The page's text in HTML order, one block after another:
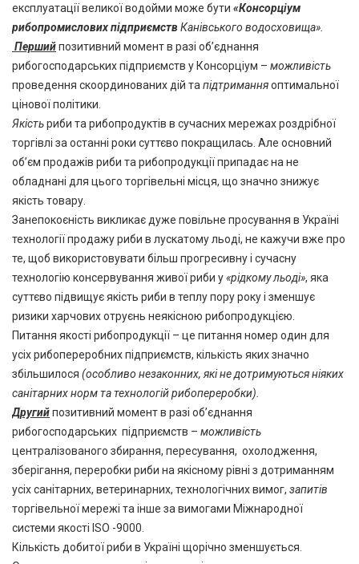
експлуатації великої водойми може бути «Консорціум
рибопромислових підприємств Канівського водосховища».
Першийпозитивний момент в разі об’єднання
рибогосподарських підприємств у Консорціум – можливість
проведення скоординованих дій та підтриманняоптимальної
цінової політики.
Якістьриби та рибопродуктів в сучасних мережах роздрібної
торгівлі за останні роки суттєво покращилась. Але основний
об’єм продажів риби та рибопродукції припадає на не
обладнані для цього торгівельні місця, що значно знижує
якість товару.
Занепокоєність викликає дуже повільне просування в Україні
технології продажу риби в лускатому льоді, не кажучи вже про
те, щоб використовувати більш прогресивну і сучасну
технологію консервування живої риби у«рідкому льоді», яка
суттєво підвищує якість риби в теплу пору року і зменшує
ризики харчових отруєнь неякісною рибопродукцією.
Питання якості рибопродукції – це питання номер один для
усіх рибопереробних підприємств, кількість яких значно
збільшилося (особливо незаконних, які не дотримуються ніяких
санітарних норм та технологій рибопереробки).
Другийпозитивний момент в разі об’єднання
рибогосподарських підприємств – можливість
централізованого збирання, пересування, охолодження,
зберігання, переробки риби на якісному рівні з дотриманням
усіх санітарних, ветеринарних, технологічних вимог, запитів
торгівельної мережі та інше за вимогами Міжнародної
системи якості ISO -9000.
Кількість добитої риби в Україні щорічно зменшується.